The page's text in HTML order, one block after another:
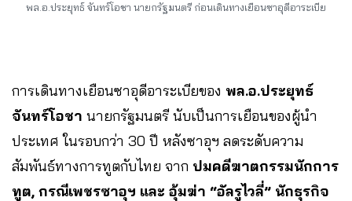
พล.อ.ประยุทธ์ จันทร์โอชา นายกรัฐมนตรี ก่อนเดินทางเยือนซาอุดีอาระเบีย
การเดินทางเยือนซาอุดีอาระเบียของ พล.อ.ประยุทธ์
จันทร์โอชา นายกรัฐมนตรี นับเป็นการเยือนของผู้นำ
ประเทศ ในรอบกว่า 30 ปี หลังซาอุฯ ลดระดับความ
สัมพันธ์ทางการทูตกับไทย จาก ปมคดีฆาตกรรมนักการ
ทูต, กรณีเพชรซาอุฯ และ อุ้มฆ่า “อัลรูไวลี่” นักธุรกิจ